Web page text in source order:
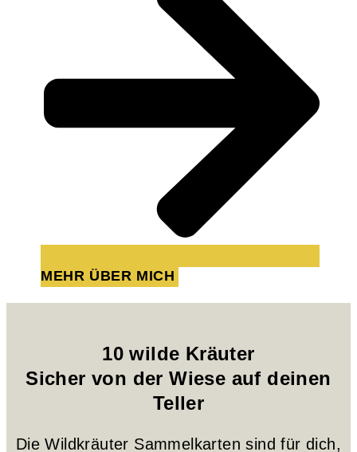
MEHR ÜBER MICH
10 wilde Kräuter
Sicher von der Wiese auf deinen
Teller
Die Wildkräuter Sammelkarten sind für dich,